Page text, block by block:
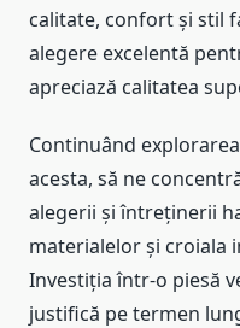
calitate, confort și stil
alegere excelentă
apreciază calitatea
Continuând
acesta, să ne
alegerii și întreținerii
materialelor și croiala
Investiția într-o piesă
justifică pe termen